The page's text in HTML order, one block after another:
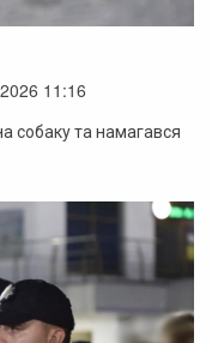
11:16
собаку та намагався